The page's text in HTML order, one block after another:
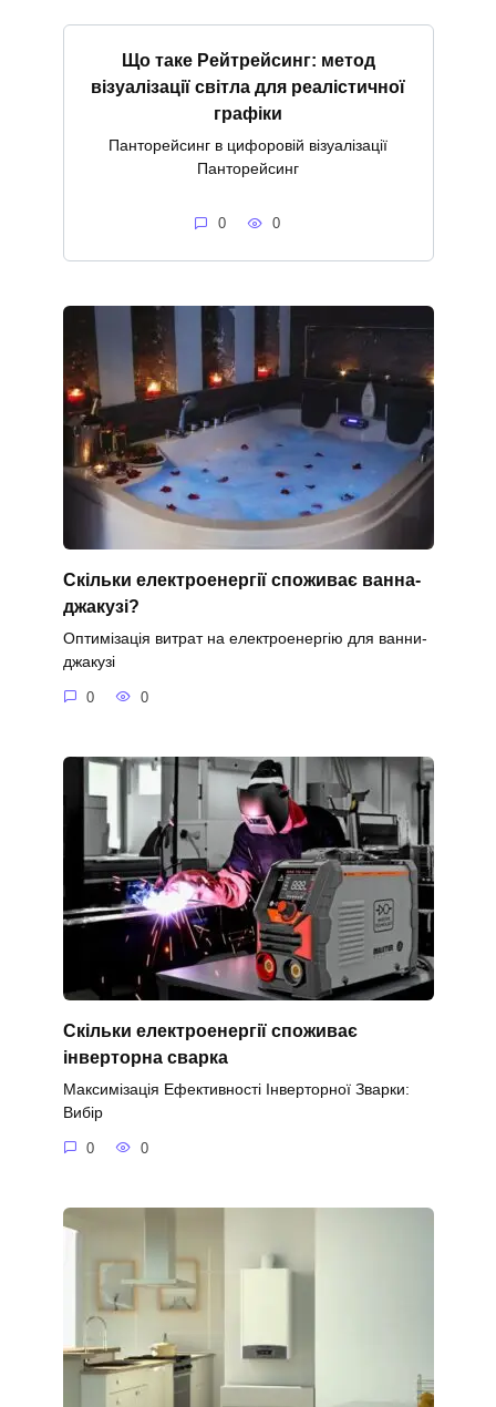
Що таке Рейтрейсинг: метод
візуалізації світла для реалістичної
графіки
Панторейсинг в цифоровій візуалізації
Панторейсинг
0 0
Скільки електроенергії споживає ванна-
джакузі?
Оптимізація витрат на електроенергію для ванни-
джакузі
0 0
Скільки електроенергії споживає
інверторна сварка
Максимізація Ефективності Інверторної Зварки:
Вибір
0 0